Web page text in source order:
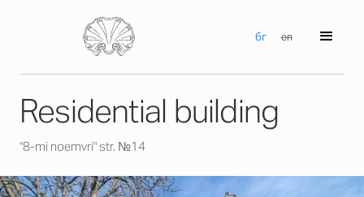
бг en
Residential building
"8-mi noemvri" str. №14